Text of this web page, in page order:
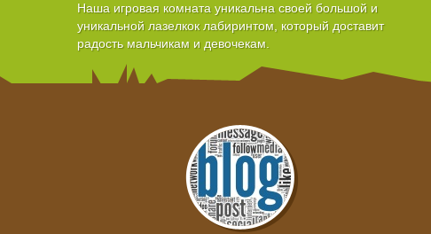
Наша игровая комната уникальна своей большой и
уникальной лазелкок лабиринтом, который доставит
радость мальчикам и девочекам.